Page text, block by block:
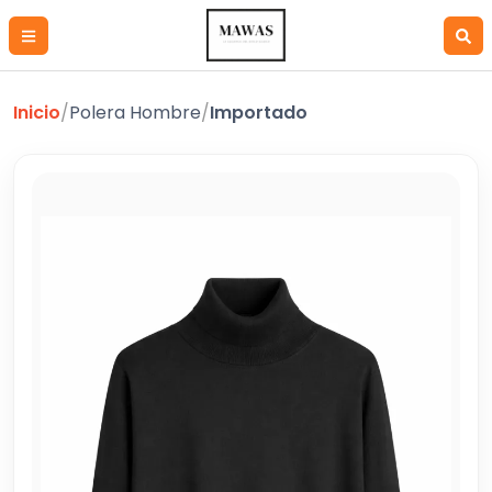
Inicio/Polera Hombre/Importado